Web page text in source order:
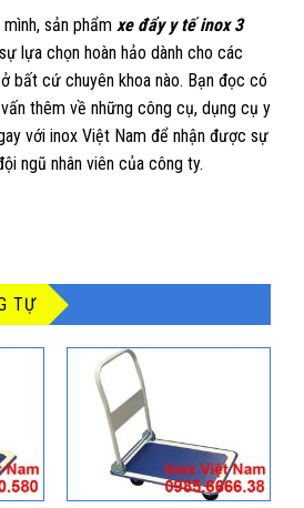
sản phẩm xe đẩy y tế inox 3
lựa chọn hoàn hảo dành cho các
bất cứ chuyên khoa nào. Bạn đọc có
thêm về những công cụ, dụng cụ y
với inox Việt Nam để nhận được sự
ngũ nhân viên của công ty.
TỰ